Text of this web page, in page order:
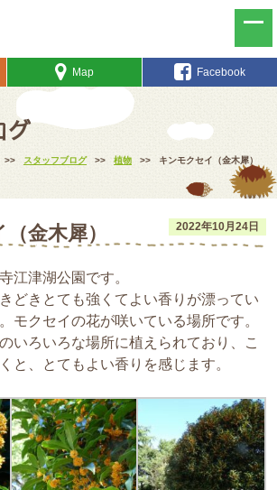
Map Facebook
グ
>> スタッフブログ >> 植物 >> キンモクセイ（金木犀）
2022年10月24日
金木犀）
江津湖公園です。
どきとても強くてよい香りが漂ってい
モクセイの花が咲いている場所です。
いろいろな場所に植えられており、こ
と、とてもよい香りを感じます。